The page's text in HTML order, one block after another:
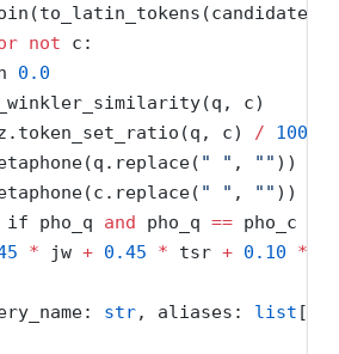
not c:
0.0
c)
c) /
100
" " , "" ))
" " , "" ))
if pho_q and pho_q == pho_c
* jw + 0.45 * tsr + 0.10 *
str, aliases: list [